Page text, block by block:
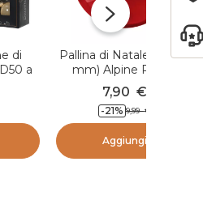
di
a
Pallina di Natale (D200
mm) Alpine Rosso
7,90 €
-21% 9,99 €
Aggiungi